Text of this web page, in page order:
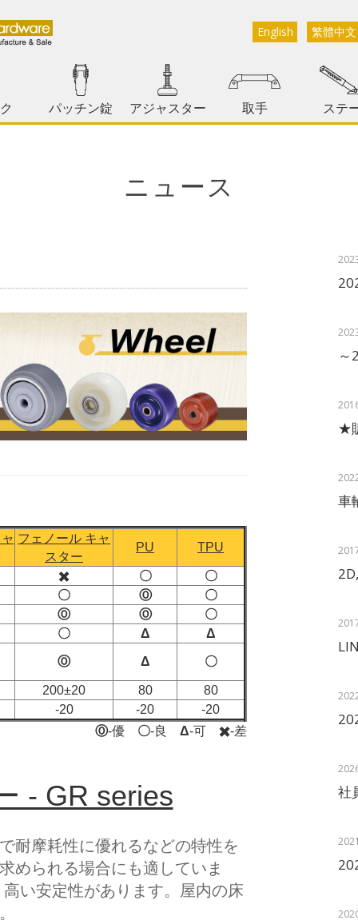
繁體中文
English
パッチン錠 アジャスター 取手 ステ
ニュース
フェノール キャ
スター
PU TPU
✖️ 〇
〇
〇
Ⓞ
〇
Ⓞ
Ⓞ
〇
〇
Δ Δ
Ⓞ Δ 〇
200±20 80
80
-20
-20
-20
Ⓞ-優 〇-良 Δ-可 ✖️-差
- GR series
耐摩耗性に優れるなどの特性を
められる場合にも適していま
い安定性があります。屋内の床
～
★
車
社